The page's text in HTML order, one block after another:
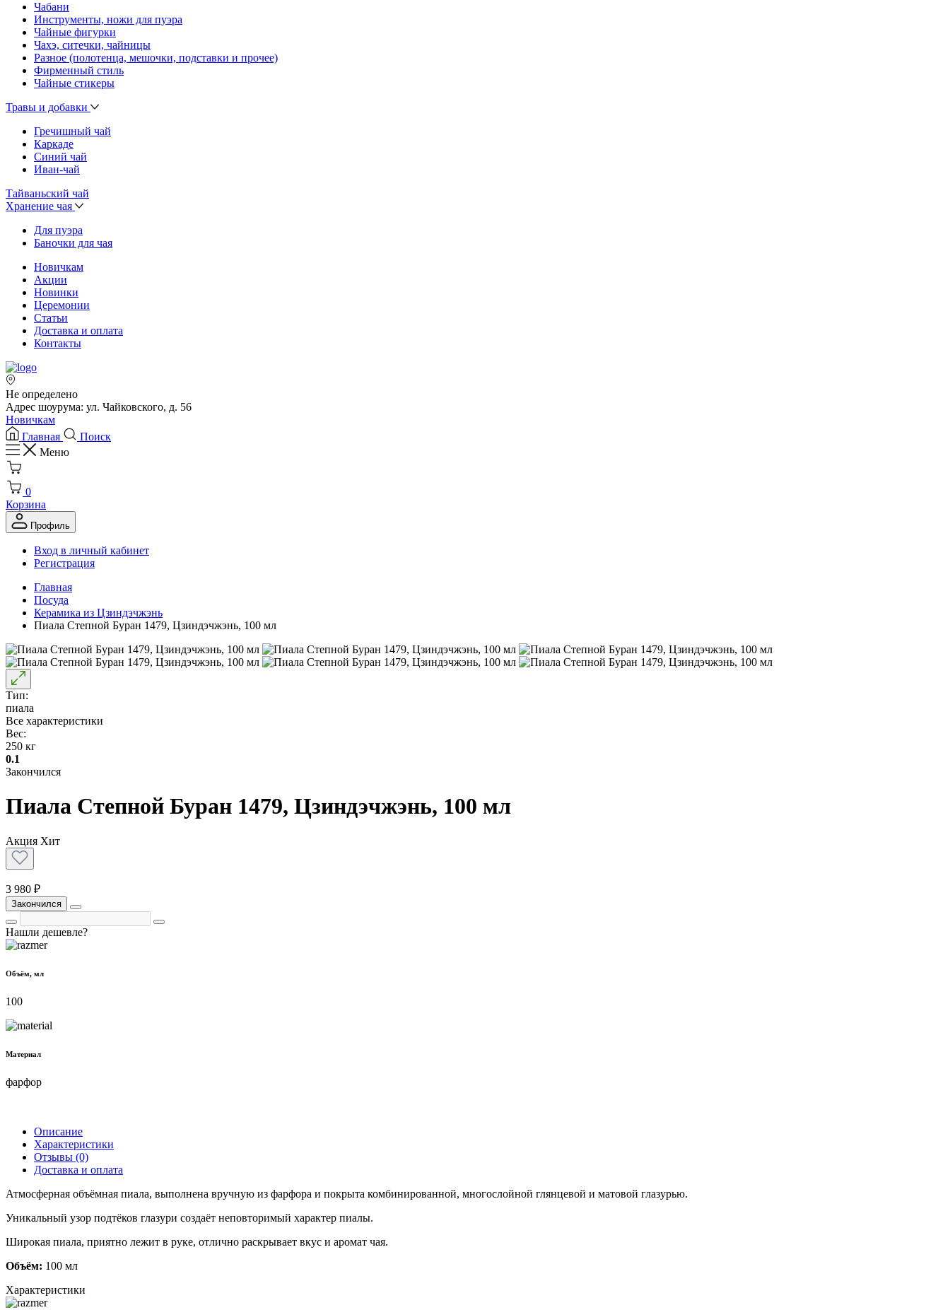
Чабани
Инструменты, ножи для пуэра
Чайные фигурки
Чахэ, ситечки, чайницы
Разное (полотенца, мешочки, подставки и прочее)
Фирменный стиль
Чайные стикеры
Травы и добавки
Гречишный чай
Каркаде
Синий чай
Иван-чай
Тайваньский чай
Хранение чая
Для пуэра
Баночки для чая
Новичкам
Акции
Новинки
Церемонии
Статьи
Доставка и оплата
Контакты
Не определено
Адрес шоурума: ул. Чайковского, д. 56
Новичкам
Главная
Поиск
Меню
0
Корзина
Профиль
Вход в личный кабинет
Регистрация
Главная
Посуда
Керамика из Цзиндэчжэнь
Пиала Степной Буран 1479, Цзиндэчжэнь, 100 мл
Тип:
пиала
Все характеристики
Вес:
250 кг
0.1
Закончился
Пиала Степной Буран 1479, Цзиндэчжэнь, 100 мл
Акция Хит
3 980 ₽
Закончился
Нашли дешевле?
Объём, мл
100
Материал
фарфор
Описание
Характеристики
Отзывы (0)
Доставка и оплата
Атмосферная объёмная пиала, выполнена вручную из фарфора и покрыта комбинированной, многослойной глянцевой и матовой глазурью.
Уникальный узор подтёков глазури создаёт неповторимый характер пиалы.
Широкая пиала, приятно лежит в руке, отлично раскрывает вкус и аромат чая.
Объём: 100 мл
Характеристики